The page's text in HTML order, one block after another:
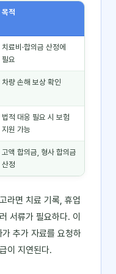
목적
치료비·합의금 산정에
필요
차량 손해 보상 확인
법적 대응 필요 시 보험
지원 가능
고액 합의금, 형사 합의금
산정
라면 치료 기록, 휴업
서류가 필요하다. 이
추가 자료를 요청하
이 지연된다.